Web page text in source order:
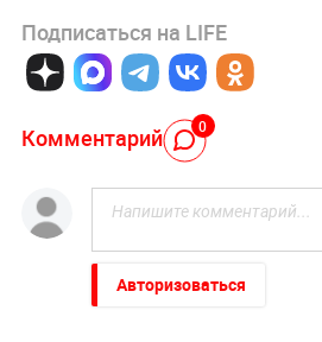
Подписаться на LIFE
Комментарий 0
Авторизоваться